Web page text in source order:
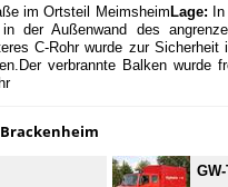
im Ortsteil MeimsheimLage:
der Außenwand des
C-Rohr wurde zur
verbrannte Balken wurde